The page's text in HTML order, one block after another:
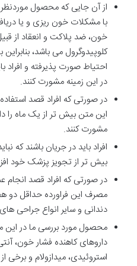
از آن جایی که محصول
با مشکلات خون ریزی و یا
خون، ضد پلاکت و انعقاد از
کلوپیدوگرول می باشد،
احتیاط صورت پذیرفته و
در این زمینه مشورت کنند.
در صورتی که افراد قصد
این متن بیش تر از یک ماه را
مشورت کنند.
افراد باید در جریان باشند که
بیش تر از تجویز پزشک خود
در صورتی که افراد قصد انجام
مصرف این فراورده حداقل دو
دندانی و سایر انواع جراحی
محصول مورد بررسی ما در این
داروهای کاهنده فشار خون،
استروئیدی، میدازولام و